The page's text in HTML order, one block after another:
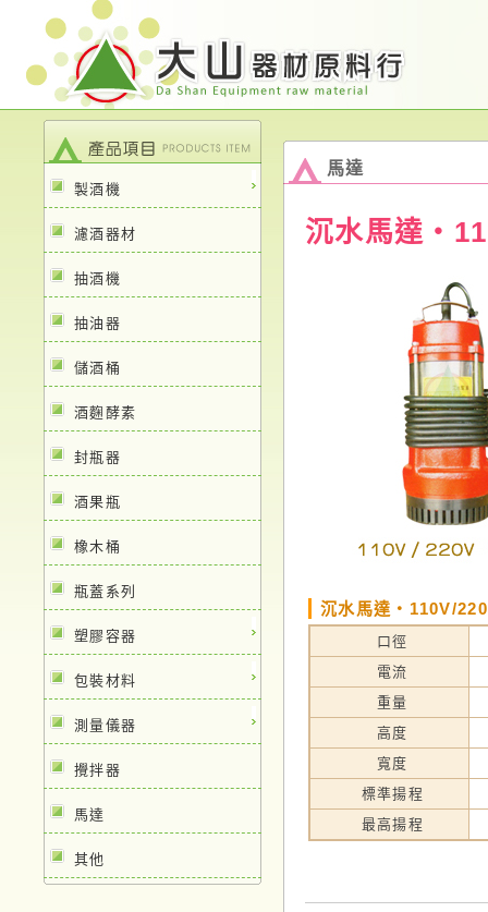
製酒機
濾酒器材
抽酒機
抽油器
儲酒桶
酒麴酵素
封瓶器
酒果瓶
橡木桶
瓶蓋系列
塑膠容器
包裝材料
測量儀器
攪拌器
馬達
其他
馬達
沉水馬達
沉水馬達‧110V/
口徑
電流
重量
高度
寬度
標準揚程
最高揚程